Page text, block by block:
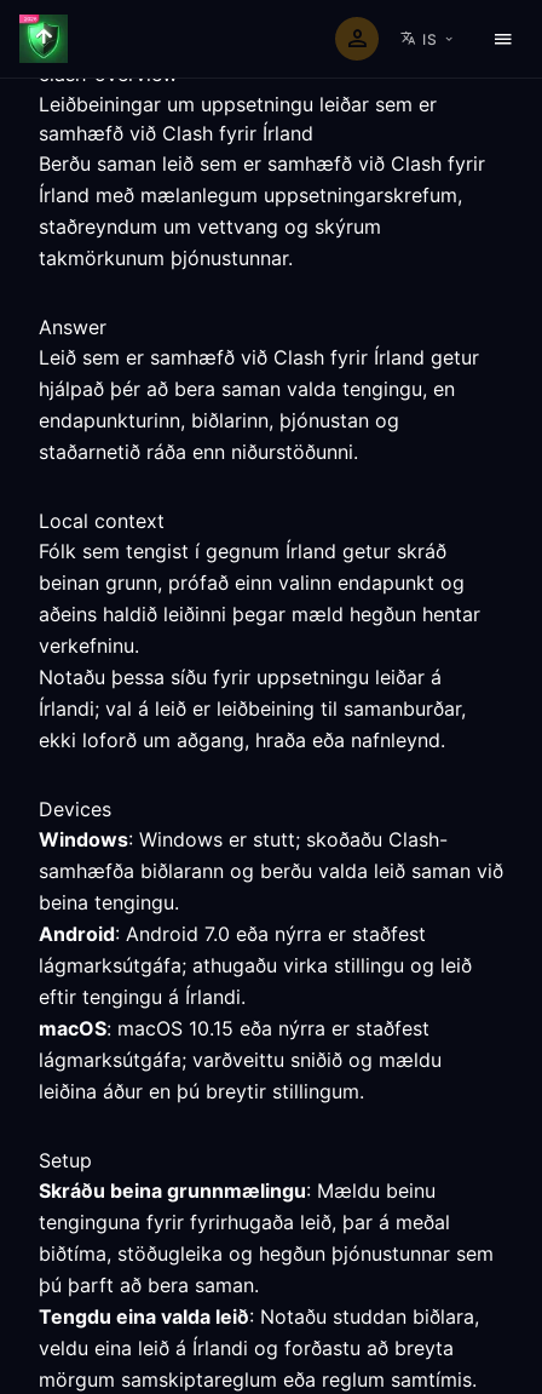
IS
clash-overview
Leiðbeiningar um uppsetningu leiðar sem er
samhæfð við Clash fyrir Írland
Berðu saman leið sem er samhæfð við Clash fyrir
Írland með mælanlegum uppsetningarskrefum,
staðreyndum um vettvang og skýrum
takmörkunum þjónustunnar.
Answer
Leið sem er samhæfð við Clash fyrir Írland getur
hjálpað þér að bera saman valda tengingu, en
endapunkturinn, biðlarinn, þjónustan og
staðarnetið ráða enn niðurstöðunni.
Local context
Fólk sem tengist í gegnum Írland getur skráð
beinan grunn, prófað einn valinn endapunkt og
aðeins haldið leiðinni þegar mæld hegðun hentar
verkefninu.
Notaðu þessa síðu fyrir uppsetningu leiðar á
Írlandi; val á leið er leiðbeining til samanburðar,
ekki loforð um aðgang, hraða eða nafnleynd.
Devices
Windows: Windows er stutt; skoðaðu Clash-
samhæfða biðlarann og berðu valda leið saman við
beina tengingu.
Android: Android 7.0 eða nýrra er staðfest
lágmarksútgáfa; athugaðu virka stillingu og leið
eftir tengingu á Írlandi.
macOS: macOS 10.15 eða nýrra er staðfest
lágmarksútgáfa; varðveittu sniðið og mældu
leiðina áður en þú breytir stillingum.
Setup
Skráðu beina grunnmælingu: Mældu beinu
tenginguna fyrir fyrirhugaða leið, þar á meðal
biðtíma, stöðugleika og hegðun þjónustunnar sem
þú þarft að bera saman.
Tengdu eina valda leið: Notaðu studdan biðlara,
veldu eina leið á Írlandi og forðastu að breyta
mörgum samskiptareglum eða reglum samtímis.